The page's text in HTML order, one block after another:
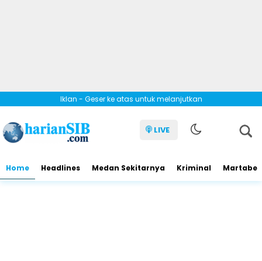
Iklan - Geser ke atas untuk melanjutkan
LIVE
Home Headlines Medan Sekitarnya Kriminal Martabe